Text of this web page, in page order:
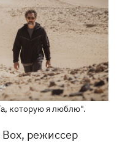
которую я люблю".
режиссер